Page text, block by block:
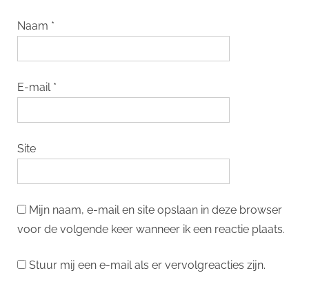
Naam *
E-mail *
Site
Mijn naam, e-mail en site opslaan in deze browser
voor de volgende keer wanneer ik een reactie plaats.
Stuur mij een e-mail als er vervolgreacties zijn.